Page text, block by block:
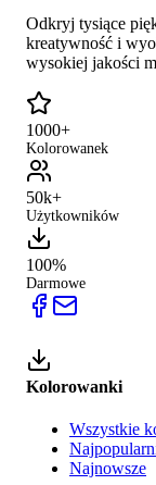
Odkryj tysiące
kreatywność i
wysokiej jakości
1000+
Kolorowanek
50k+
Użytkowników
100%
Darmowe
Kolorowanki
Wszystkie
Najnowsze